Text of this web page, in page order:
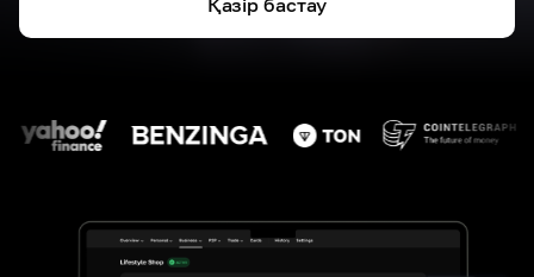
Қазір бастау